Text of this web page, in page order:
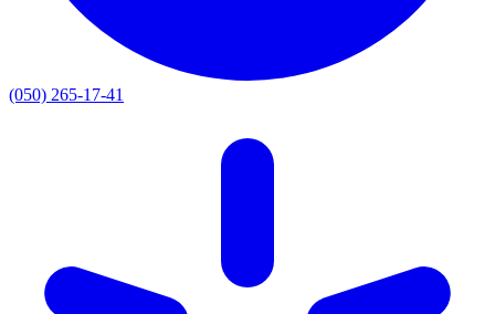
(050) 265-17-41